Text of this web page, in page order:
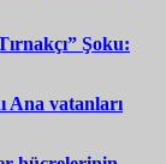
Şoku:
Ana vatanları